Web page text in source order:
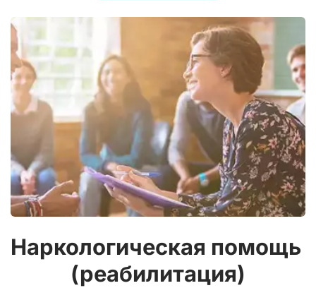
Наркологическая помощь
(реабилитация)